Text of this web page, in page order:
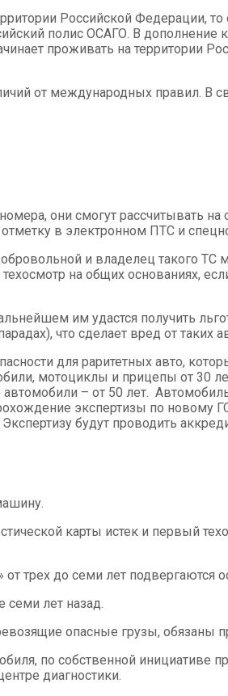
Российской Федерации,
полис ОСАГО. В
проживать на территории
от международных правил. В
они смогут рассчитывать на
в электронном ПТС и
и владелец такого ТС
на общих основаниях,
им удастся получить
что сделает вред от
для раритетных авто,
мотоциклы и прицепы от
– от 50 лет.
экспертизы по
будут проводить
карты истек и первый
трех до семи лет подвергаются
лет назад.
опасные грузы, обязаны
по собственной инициативе
диагностики.